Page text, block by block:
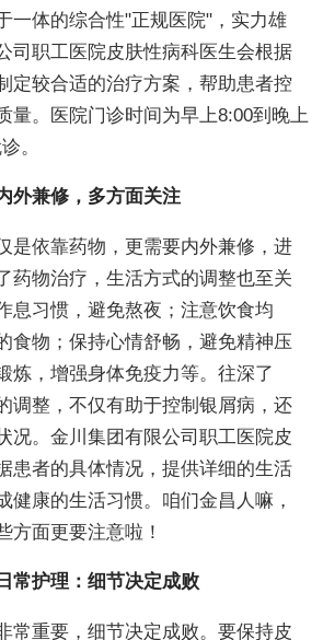
一体的综合性"正规医院"，实力雄
司职工医院皮肤性病科医生会根据
定较合适的治疗方案，帮助患者控
量。医院门诊时间为早上8:00到晚上
。
外兼修，多方面关注
是依靠药物，更需要内外兼修，进
药物治疗，生活方式的调整也至关
息习惯，避免熬夜；注意饮食均
食物；保持心情舒畅，避免精神压
炼，增强身体免疫力等。往深了
调整，不仅有助于控制银屑病，还
况。金川集团有限公司职工医院皮
患者的具体情况，提供详细的生活
健康的生活习惯。咱们金昌人嘛，
方面更要注意啦！
常护理：细节决定成败
常重要，细节决定成败。要保持皮